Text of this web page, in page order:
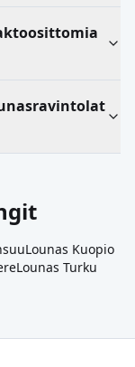
Lounas Kuopio
Lounas Turku